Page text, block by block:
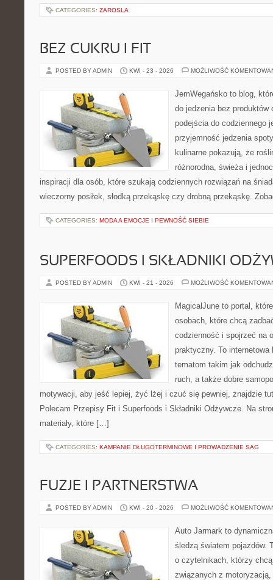
CATEGORIES: ZAROSLA
BEZ CUKRU I FIT
POSTED BY ADMIN KWI - 23 - 2026 MOŻLIWOŚĆ
JemWegańsko to blog,
do jedzenia bez produktów
podejścia do codziennego
przyjemność jedzenia
kulinarne pokazują, że
różnorodna, świeża i
inspiracji dla osób, które szukają codziennych rozwiązań na
wieczorny posiłek, słodką przekąskę czy drobną przekąskę.
CATEGORIES: MODA A EMOCJE I PEWNOŚĆ SIEBIE
SUPERFOODS I SKŁADNIKI
POSTED BY ADMIN KWI - 21 - 2026 MOŻLIWOŚĆ
MagicalJune to portal,
osobach, które chcą
codzienność i spojrzeć na
praktyczny. To
tematom takim jak
ruch, a także dobre
motywacji, aby jeść lepiej, żyć lżej i czuć się pewniej, znajdzie
Polecam Przepisy Fit i Superfoods i Składniki Odżywcze. Na
materiały, które […]
CATEGORIES: KAMPANIE DŁUGOTERMINOWE I PROWADZENIE SAG
FUZJE I PARTNERSTWA
POSTED BY ADMIN KWI - 20 - 2026 MOŻLIWOŚĆ
Auto Jarmark to
śledzą światem pojazdów.
o czytelnikach, którzy
związanych z